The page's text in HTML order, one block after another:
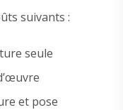
suivants :
seule
et pose